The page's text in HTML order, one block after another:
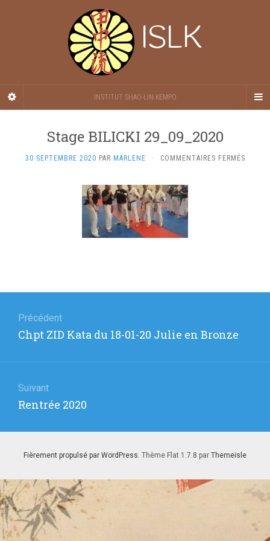
ISLK
INSTITUT SHAO-LIN KEMPO
Stage BILICKI 29_09_2020
30 SEPTEMBRE 2020 PAR MARLENE · COMMENTAIRES FERMÉSSUR
de
l’article
Précédent
Article
Chpt ZID Kata du 18-01-20 Julie en Bronze
Suivant
Article
:
Rentrée 2020
Fièrement propulsé par WordPress. Thème Flat 1.7.8 par Themeisle